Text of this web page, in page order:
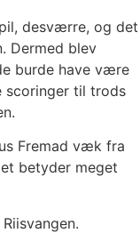
desværre, og det
Dermed blev
burde have være
scoringer til trods
Fremad væk fra
betyder meget